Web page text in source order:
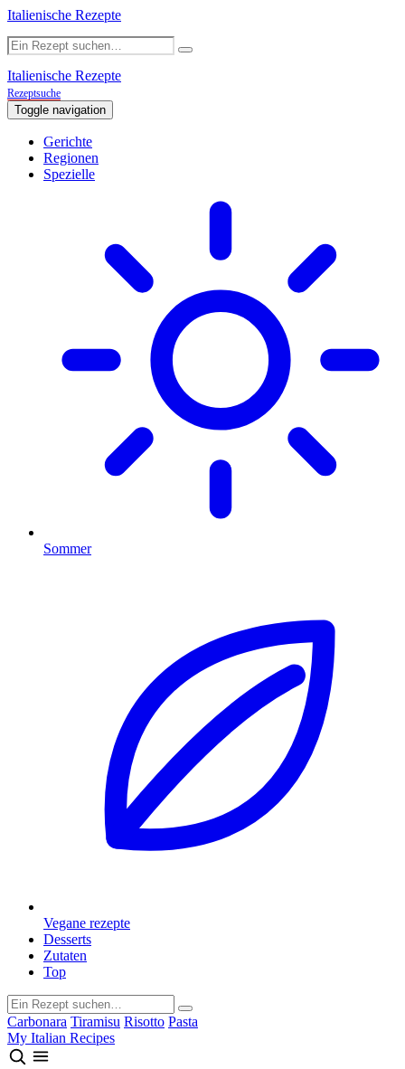
Italienische Rezepte
Italienische Rezepte
Rezeptsuche
Toggle navigation
Gerichte
Regionen
Spezielle
Sommer
Vegane rezepte
Desserts
Zutaten
Top
Carbonara Tiramisu Risotto Pasta
My Italian Recipes